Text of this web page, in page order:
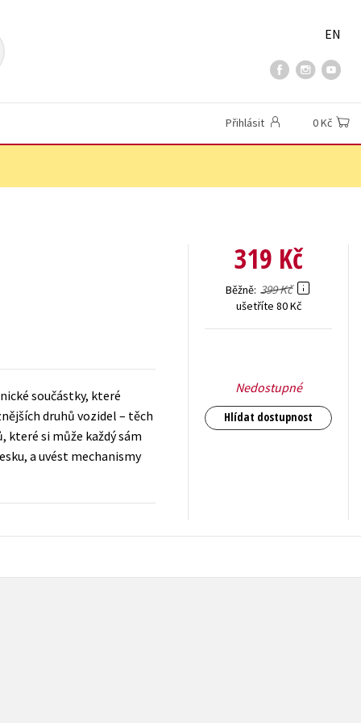
EN
Přihlásit 0 Kč
součástky, které
druhů vozidel – těch
které si může každý sám
a uvést mechanismy
319 Kč
Běžně 399 Kč
ušetříte 80 Kč
Nedostupné
Hlídat dostupnost